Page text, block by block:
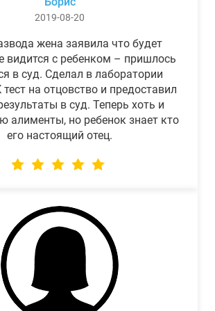
2019-08-20
жена заявила что будет
видится с ребенком – пришлось
в суд. Сделал в лаборатории
на отцовство и предоставил
в суд. Теперь хоть и
алименты, но ребенок знает кто
его настоящий отец.